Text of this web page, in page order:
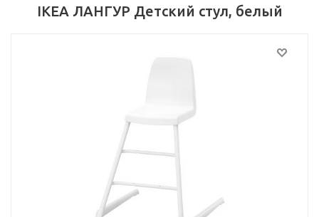
IKEA ЛАНГУР Детский стул, белый